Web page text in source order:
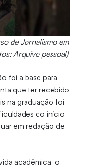
de Jornalismo em
Arquivo pessoal)
foi a base para
que ter recebido
na graduação foi
do início
em redação de
acadêmica, o